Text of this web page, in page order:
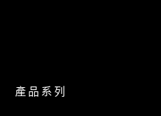
產品系列